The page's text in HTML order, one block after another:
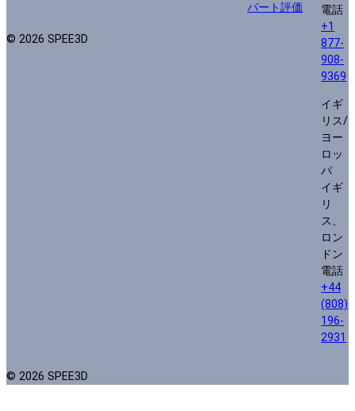
© 2026 SPEE3D
パート評価
電話
+1
877-
908-
9369
イギ
リス/
ヨー
ロッ
パ
イギ
リ
ス、
ロン
ドン
電話
+44
(808)
196-
2931
© 2026 SPEE3D